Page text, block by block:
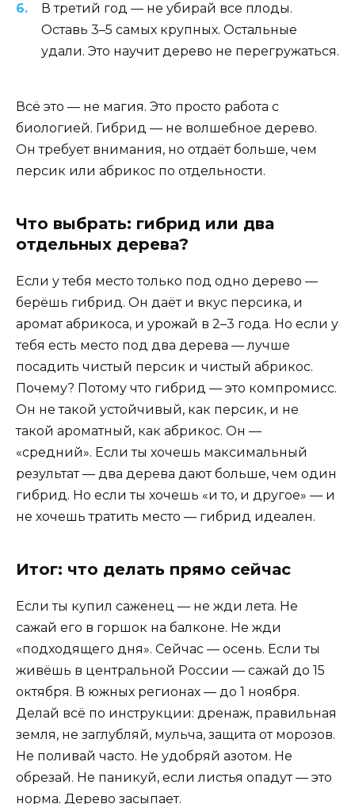
В третий год — не убирай все плоды.
Оставь 3–5 самых крупных. Остальные
удали. Это научит дерево не перегружаться.
Всё это — не магия. Это просто работа с
биологией. Гибрид — не волшебное дерево.
Он требует внимания, но отдаёт больше, чем
персик или абрикос по отдельности.
Что выбрать: гибрид или два
отдельных дерева?
Если у тебя место только под одно дерево —
берёшь гибрид. Он даёт и вкус персика, и
аромат абрикоса, и урожай в 2–3 года. Но если у
тебя есть место под два дерева — лучше
посадить чистый персик и чистый абрикос.
Почему? Потому что гибрид — это компромисс.
Он не такой устойчивый, как персик, и не
такой ароматный, как абрикос. Он —
«средний». Если ты хочешь максимальный
результат — два дерева дают больше, чем один
гибрид. Но если ты хочешь «и то, и другое» — и
не хочешь тратить место — гибрид идеален.
Итог: что делать прямо сейчас
Если ты купил саженец — не жди лета. Не
сажай его в горшок на балконе. Не жди
«подходящего дня». Сейчас — осень. Если ты
живёшь в центральной России — сажай до 15
октября. В южных регионах — до 1 ноября.
Делай всё по инструкции: дренаж, правильная
земля, не заглубляй, мульча, защита от морозов.
Не поливай часто. Не удобряй азотом. Не
обрезай. Не паникуй, если листья опадут — это
норма. Дерево засыпает.